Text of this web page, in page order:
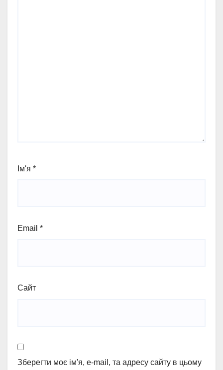
Ім'я *
Email *
Сайт
Зберегти моє ім'я, e-mail, та адресу сайту в цьому